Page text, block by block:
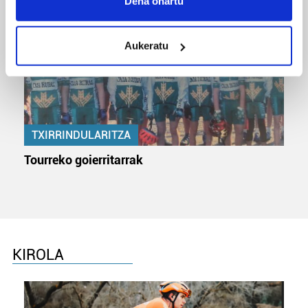
Identify your device by actively scanning it for
specific characteristics (fingerprinting)
Find out more about how your personal data is processed
and set your preferences in thedetails section
Guk eta gure bazkideek zure datu pertsonalak
prozesatzen ditugu, zure IP zenbakia, besteak beste,
teknologia erabiliz, cookieak adibidez, iragarki eta eduki
Bazkide batzuek ez dizute baimenik eskatzen, eta beren
interes komertzial legitimoetan babesten dira. Ikusi gure
bazkideen zerrenda, beren ustez zein helburutarako
Aukeratu
TXIRRINDULARITZA
Tourreko goierritarrak
KIROLA